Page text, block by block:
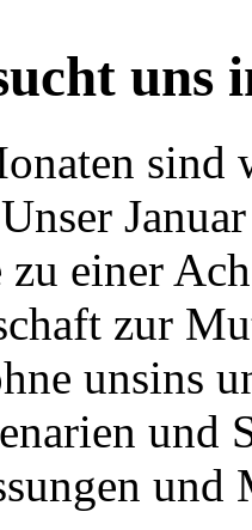
uns
einer
zur
unsins
und
und